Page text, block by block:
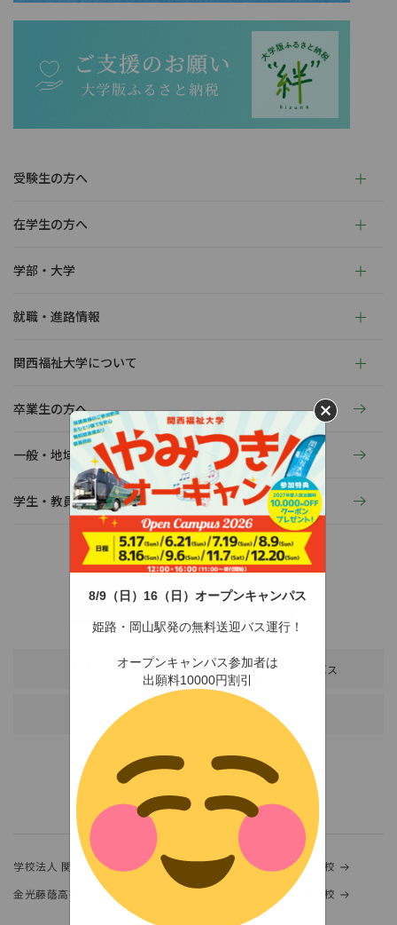
8/9（日）16（日）オープンキャンパス
姫路・岡山駅発の無料送迎バス運行！
オープンキャンパス参加者は
出願料10000円割引
受験生の方へ
在学生の方へ
学部・大学
就職・進路情報
関西福祉大学について
卒業生の方へ
一般・地域の方へ
学生・教員の活動
〒678-0255 兵庫県赤穂市新田380-3
TEL：0791-46-2525（代）FAX：0791-46-2526
アクセス スクールバス
学校法人 関西金光学園
金光大阪中学校・高等学校
金光藤蔭高等学校
金光八尾中学校・高等学校